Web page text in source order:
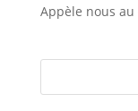
Appèle nous au